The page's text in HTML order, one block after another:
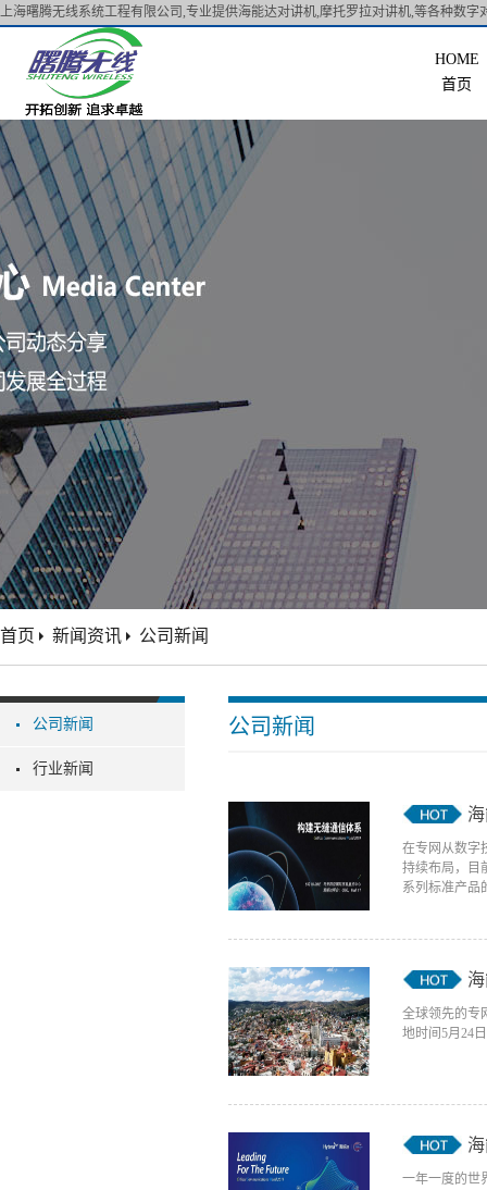
上海曙腾无线系统工程有限公司,专业提供海能达对讲机,摩托罗拉对讲机,等各种数字
首页
公司新闻
行业新闻
首页 新闻资讯 公司新闻
公司新闻
在专网从数字
持续布局，目
系列标准产品
全球领先的专
地时间5月24
一年一度的世